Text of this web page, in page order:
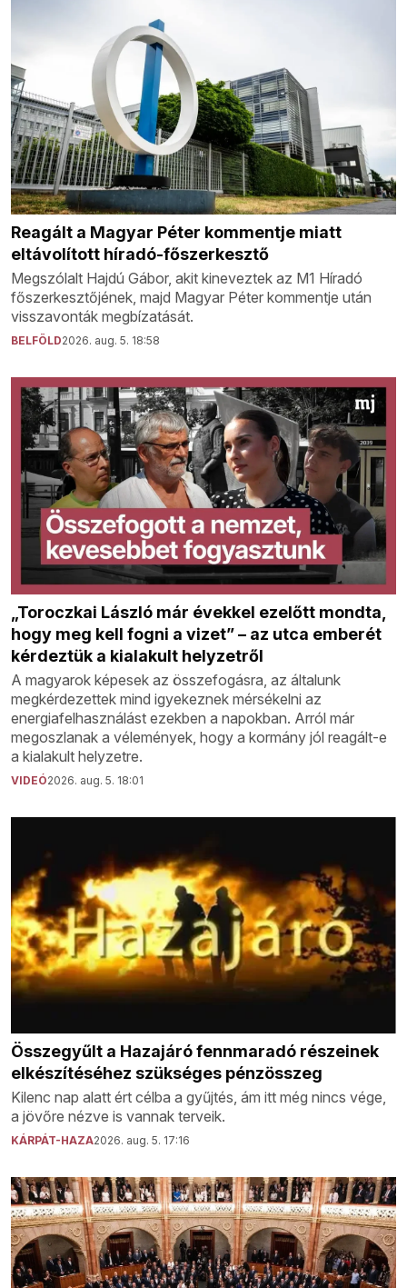
Reagált a Magyar Péter kommentje miatt
eltávolított híradó-főszerkesztő
Megszólalt Hajdú Gábor, akit kineveztek az M1 Híradó
főszerkesztőjének, majd Magyar Péter kommentje után
visszavonták megbízatását.
BELFÖLD2026. aug. 5. 18:58
„Toroczkai László már évekkel ezelőtt mondta,
hogy meg kell fogni a vizet” – az utca emberét
kérdeztük a kialakult helyzetről
A magyarok képesek az összefogásra, az általunk
megkérdezettek mind igyekeznek mérsékelni az
energiafelhasználást ezekben a napokban. Arról már
megoszlanak a vélemények, hogy a kormány jól reagált-e
a kialakult helyzetre.
VIDEÓ2026. aug. 5. 18:01
Összegyűlt a Hazajáró fennmaradó részeinek
elkészítéséhez szükséges pénzösszeg
Kilenc nap alatt ért célba a gyűjtés, ám itt még nincs vége,
a jövőre nézve is vannak terveik.
KÁRPÁT-HAZA2026. aug. 5. 17:16